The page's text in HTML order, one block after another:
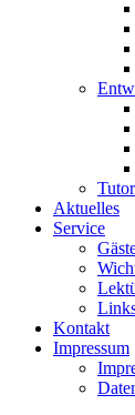
Aktuelles
Service
Kontakt
Impressum